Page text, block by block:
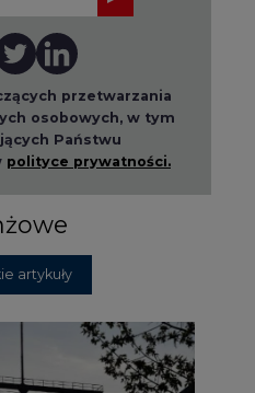
przetwarzania
osobowych, w tym
Państwu
polityce prywatności.
artykuły